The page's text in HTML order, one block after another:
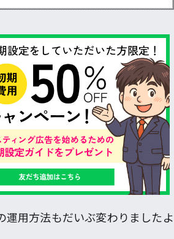
運用方法もだいぶ変わりましたよ